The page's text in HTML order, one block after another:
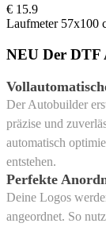
€ 15.9
Laufmeter 57x100
NEU Der DTF
Der Autobuilder
präzise und
automatisch
entstehen.
Perfekte
Deine Logos
angeordnet. So